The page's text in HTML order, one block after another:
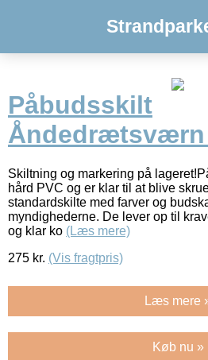
Påbudsskilt
Åndedrætsværn
Skiltning og markering på
hård PVC og er klar til at blive
standardskilte med farver og
myndighederne. De lever op til
og klar ko (Læs mere)
275 kr. (Vis fragtpris)
Læs mere
Køb nu »